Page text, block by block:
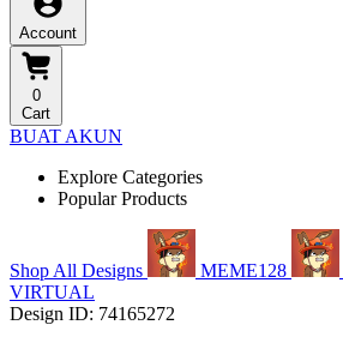
Account
0
Cart
BUAT AKUN
Explore Categories
Popular Products
Shop All Designs MEME128
VIRTUAL
Design ID: 74165272